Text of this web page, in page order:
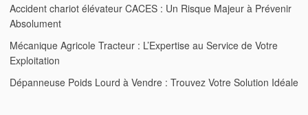
Accident chariot élévateur CACES : Un Risque Majeur à Prévenir
Absolument
Mécanique Agricole Tracteur : L’Expertise au Service de Votre
Exploitation
Dépanneuse Poids Lourd à Vendre : Trouvez Votre Solution Idéale